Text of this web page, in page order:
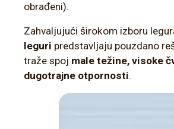
obrađeni).
Zahvaljujući širokom izboru
leguri predstavljaju pouzdano
traže spoj male težine, visoke
dugotrajne otpornosti.